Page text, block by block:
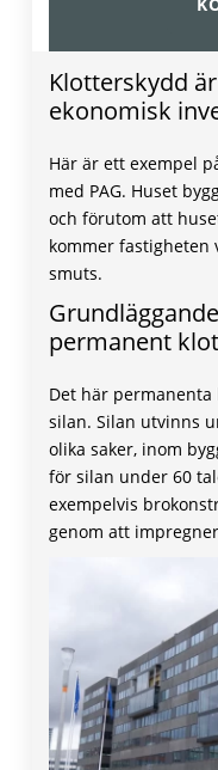
Klotterskydd
ekonomisk
Här är ett exempel
med PAG. Huset
och förutom att
kommer
smuts.
permanent
Det här
silan. Silan utvinns
olika saker, inom
för silan under 60
exempelvis
genom att